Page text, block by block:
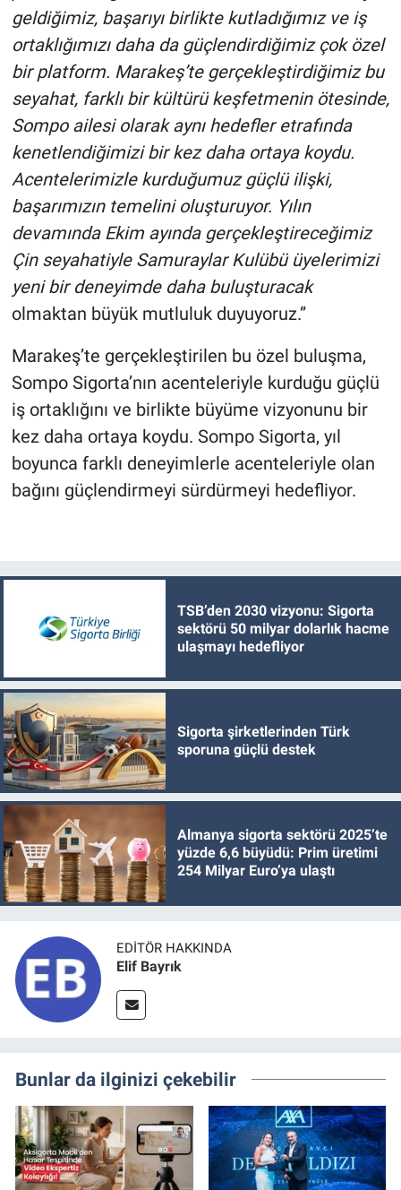
geldiğimiz, başarıyı birlikte kutladığımız ve iş
ortaklığımızı daha da güçlendirdiğimiz çok özel
bir platform. Marakeş’te gerçekleştirdiğimiz bu
seyahat, farklı bir kültürü keşfetmenin ötesinde,
Sompo ailesi olarak aynı hedefler etrafında
kenetlendiğimizi bir kez daha ortaya koydu.
Acentelerimizle kurduğumuz güçlü ilişki,
başarımızın temelini oluşturuyor. Yılın
devamında Ekim ayında gerçekleştireceğimiz
Çin seyahatiyle Samuraylar Kulübü üyelerimizi
yeni bir deneyimde daha buluşturacak
olmaktan büyük mutluluk duyuyoruz.”
Marakeş’te gerçekleştirilen bu özel buluşma,
Sompo Sigorta’nın acenteleriyle kurduğu güçlü
iş ortaklığını ve birlikte büyüme vizyonunu bir
kez daha ortaya koydu. Sompo Sigorta, yıl
boyunca farklı deneyimlerle acenteleriyle olan
bağını güçlendirmeyi sürdürmeyi hedefliyor.
TSB’den 2030 vizyonu: Sigorta
sektörü 50 milyar dolarlık hacme
ulaşmayı hedefliyor
Sigorta şirketlerinden Türk
sporuna güçlü destek
Almanya sigorta sektörü 2025’te
yüzde 6,6 büyüdü: Prim üretimi
254 Milyar Euro’ya ulaştı
EDITÖR HAKKINDA
Elif Bayrık
Bunlar da ilginizi çekebilir